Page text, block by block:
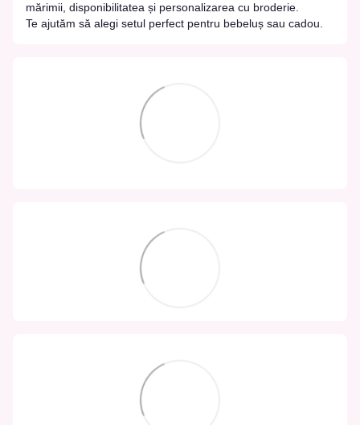
mărimii, disponibilitatea și personalizarea cu broderie.
Te ajutăm să alegi setul perfect pentru bebeluș sau cadou.